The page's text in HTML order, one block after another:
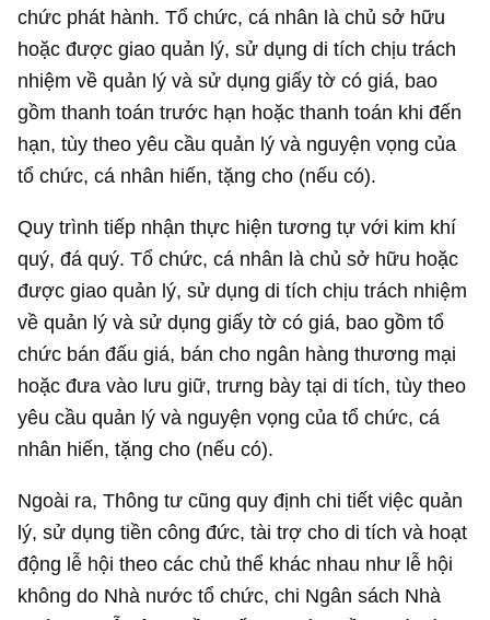
chức phát hành. Tổ chức, cá nhân là chủ sở hữu
hoặc được giao quản lý, sử dụng di tích chịu trách
nhiệm về quản lý và sử dụng giấy tờ có giá, bao
gồm thanh toán trước hạn hoặc thanh toán khi đến
hạn, tùy theo yêu cầu quản lý và nguyện vọng của
tổ chức, cá nhân hiến, tặng cho (nếu có).
Quy trình tiếp nhận thực hiện tương tự với kim khí
quý, đá quý. Tổ chức, cá nhân là chủ sở hữu hoặc
được giao quản lý, sử dụng di tích chịu trách nhiệm
về quản lý và sử dụng giấy tờ có giá, bao gồm tổ
chức bán đấu giá, bán cho ngân hàng thương mại
hoặc đưa vào lưu giữ, trưng bày tại di tích, tùy theo
yêu cầu quản lý và nguyện vọng của tổ chức, cá
nhân hiến, tặng cho (nếu có).
Ngoài ra, Thông tư cũng quy định chi tiết việc quản
lý, sử dụng tiền công đức, tài trợ cho di tích và hoạt
động lễ hội theo các chủ thể khác nhau như lễ hội
không do Nhà nước tổ chức, chi Ngân sách Nhà